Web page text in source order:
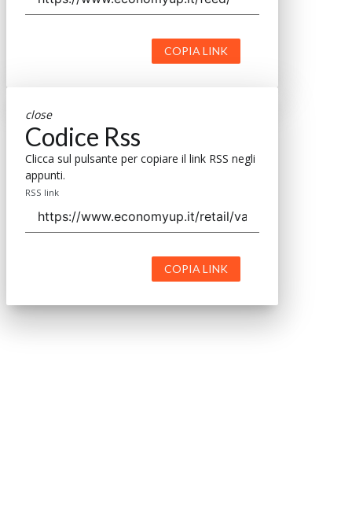
COPIA LINK
close
Codice Rss
Clicca sul pulsante per copiare il link RSS negli
appunti.
RSS link
COPIA LINK